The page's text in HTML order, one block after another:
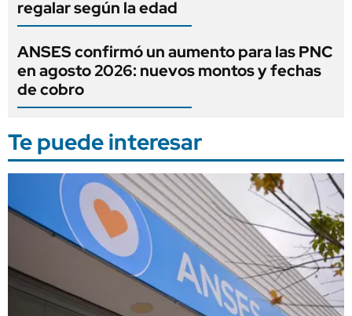
regalar según la edad
ANSES confirmó un aumento para las PNC
en agosto 2026: nuevos montos y fechas
de cobro
Te puede interesar